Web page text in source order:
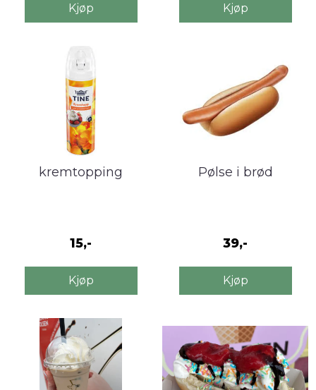
Kjøp Kjøp
kremtopping
15,-
Kjøp
Pølse i brød
39,-
Kjøp